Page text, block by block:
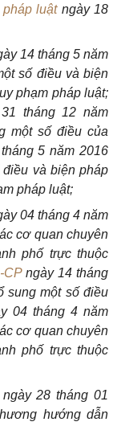
luật ngày 18
14 tháng 5 năm
số điều và biện
phạm pháp luật;
tháng 12 năm
một số điều của
5 năm 2016
và biện pháp
pháp luật;
04 tháng 4 năm
cơ quan chuyên
phố trực thuộc
CPngày 14 tháng
sung một số điều
04 tháng 4 năm
cơ quan chuyên
phố trực thuộc
28 tháng 01
hướng dẫn